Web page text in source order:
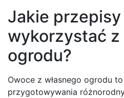
Jakie przepisy
wykorzystać z
ogrodu?
Owoce z własnego ogrodu
przygotowywania